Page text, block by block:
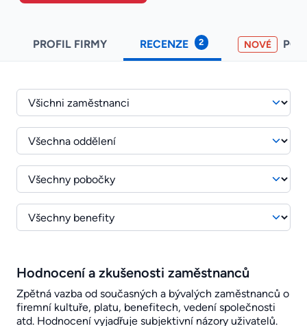
PROFIL FIRMY RECENZE 2 NOVÉ
Hodnocení a zkušenosti zaměstnanců
Zpětná vazba od současných a bývalých zaměstnanců o
firemní kultuře, platu, benefitech, vedení společnosti
atd. Hodnocení vyjadřuje subjektivní názory uživatelů.